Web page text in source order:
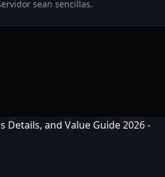
sean sencillas.